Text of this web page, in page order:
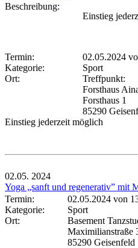
Beschreibung:
Einstieg
Termin: 02.05.2024
Kategorie:
Sport
Ort:
Treffpunkt:
Forsthaus
Forsthaus 1
85290
Einstieg jederzeit möglich
02.05. 2024
Yoga „sanft und regenerativ” mit
Termin:
02.05.2024 von
Kategorie:
Sport
Ort:
Basement
Maximilianstraße
85290 Geisenfeld